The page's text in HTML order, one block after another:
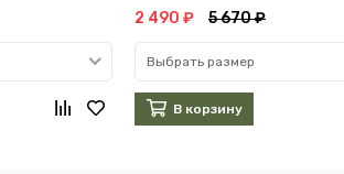
2 490 ₽ 5 670 ₽
Выбрать размер
В корзину